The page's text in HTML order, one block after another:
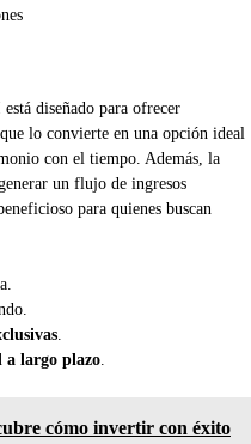
diseñado para ofrecer
lo convierte en una opción ideal
con el tiempo. Además, la
un flujo de ingresos
para quienes buscan
largo plazo
cómo invertir con éxito